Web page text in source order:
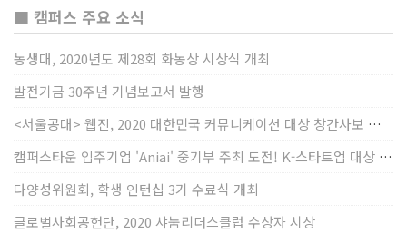
■ 캠퍼스 주요 소식
농생대, 2020년도 제28회 화농상 시상식 개최
발전기금 30주년 기념보고서 발행
<서울공대> 웹진, 2020 대한민국 커뮤니케이션 대상 창간사보 부문 최우수상 선정
캠퍼스타운 입주기업 'Aniai' 중기부 주최 도전! K-스타트업 대상 수상
다양성위원회, 학생 인턴십 3기 수료식 개최
글로벌사회공헌단, 2020 샤눔리더스클럽 수상자 시상